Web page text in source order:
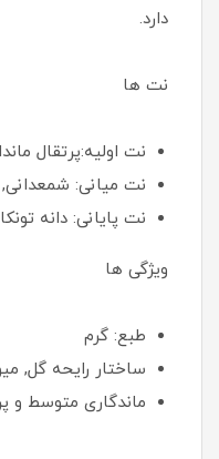
دارد.
نت ها
نت اولیه:پرتقال
نت میانی: شمعدانی,
نت پایانی: دانه
ویژگی ها
طبع: گرم
ساختار رایحه گل,
ماندگاری متوسط و